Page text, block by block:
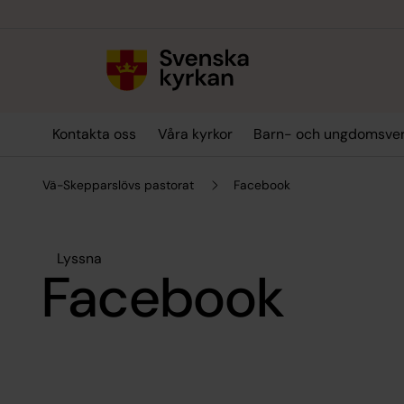
Kontakta oss Våra kyrkor Barn- och
Vä-Skepparslövs pastorat Facebook
Lyssna
Facebook